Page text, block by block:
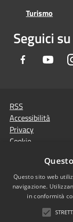
Turismo
Seguici su
Facebook
RSS
Accessibilità
Privacy
Cookie
Note Legali
Agenzia per l'Italia
digitale
accessibilità
Questo sito web
navigazione.
in conformità